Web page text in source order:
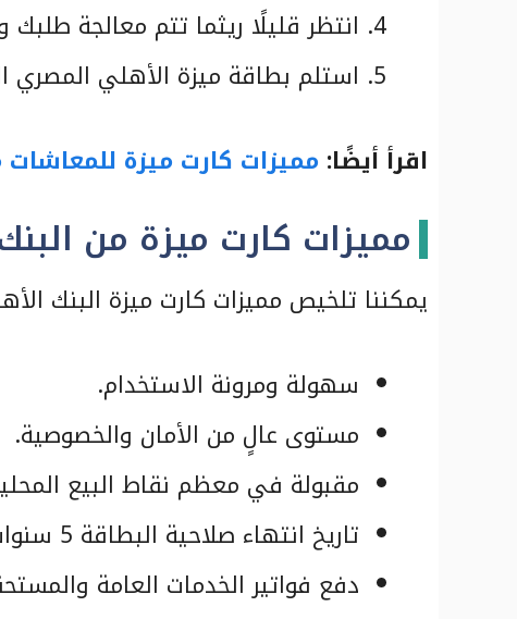
انتظر قليلًا ريثما تتم معالجة طلبك
استلم بطاقة ميزة الأهلي المصري
اقرأ أيضًا: مميزات كارت ميزة
مميزات كارت ميزة من
يمكننا تلخيص مميزات كارت ميزة البنك
سهولة ومرونة الاستخدام.
مستوى عالٍ من الأمان والخصوصية.
مقبولة في معظم نقاط البيع
تاريخ انتهاء صلاحية البطاقة 5 سنوات.
دفع فواتير الخدمات العامة